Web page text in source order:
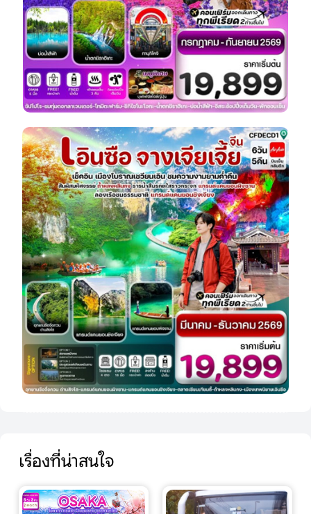
เรื่องที่น่าสนใจ